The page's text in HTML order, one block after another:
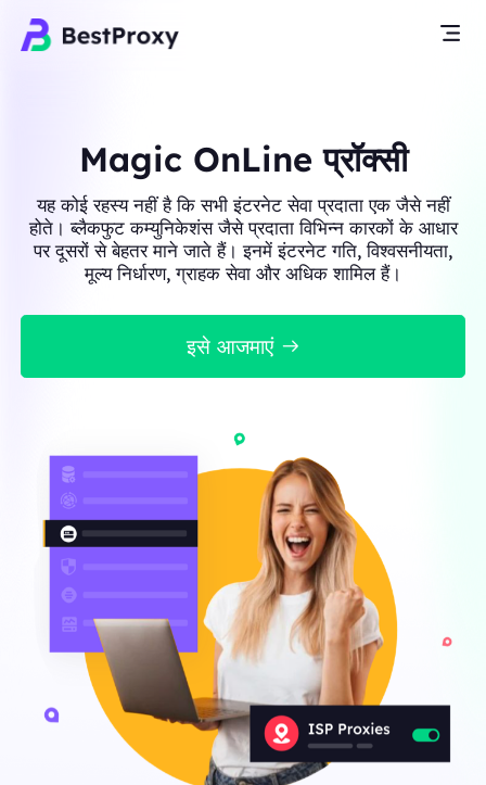
Magic OnLine प्रॉक्सी
यह कोई रहस्य नहीं है कि सभी इंटरनेट सेवा प्रदाता एक जैसे नहीं
होते। ब्लैकफुट कम्युनिकेशंस जैसे प्रदाता विभिन्न कारकों के आधार
पर दूसरों से बेहतर माने जाते हैं। इनमें इंटरनेट गति, विश्वसनीयता,
मूल्य निर्धारण, ग्राहक सेवा और अधिक शामिल हैं।
इसे आजमाएं